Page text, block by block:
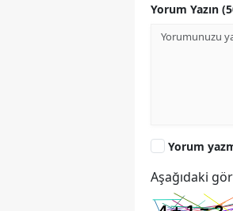
Yorum Yazın
Yorum
Aşağıdaki